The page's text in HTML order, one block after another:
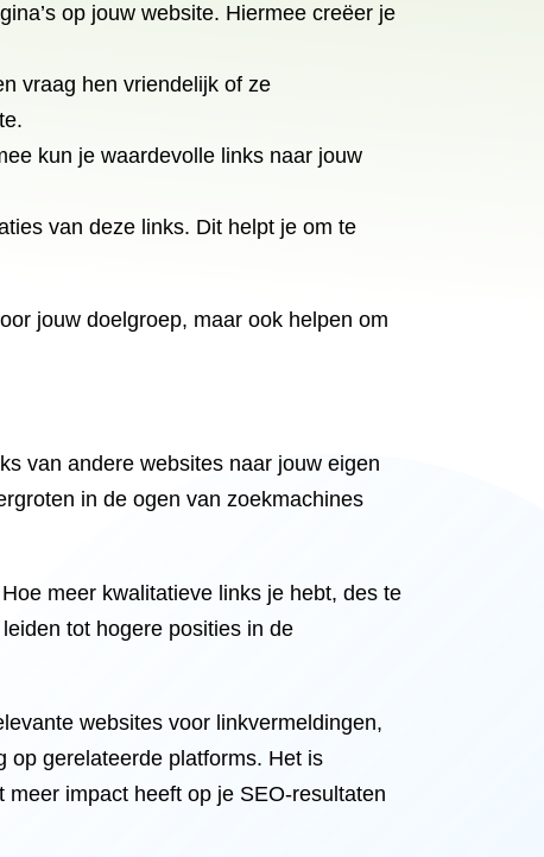
op jouw website. Hiermee creëer je
vraag hen vriendelijk of ze
kun je waardevolle links naar jouw
van deze links. Dit helpt je om te
jouw doelgroep, maar ook helpen om
van andere websites naar jouw eigen
in de ogen van zoekmachines
meer kwalitatieve links je hebt, des te
tot hogere posities in de
websites voor linkvermeldingen,
op gerelateerde platforms. Het is
impact heeft op je SEO-resultaten